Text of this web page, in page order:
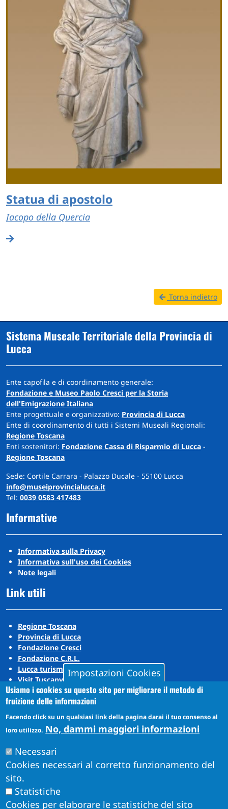
Statua di apostolo
Iacopo della Quercia
Torna indietro
Sistema Museale Territoriale della Provincia di
Lucca
Ente capofila e di coordinamento generale:
Fondazione e Museo Paolo Cresci per la Storia
dell'Emigrazione Italiana
Ente progettuale e organizzativo: Provincia di Lucca
Ente di coordinamento di tutti i Sistemi Museali Regionali:
Regione Toscana
Enti sostenitori: Fondazione Cassa di Risparmio di Lucca -
Regione Toscana
Sede: Cortile Carrara - Palazzo Ducale - 55100 Lucca
info@museiprovincialucca.it
Tel: 0039 0583 417483
Informative
Informativa sulla Privacy
Informativa sull'uso dei Cookies
Note legali
Link utili
Regione Toscana
Provincia di Lucca
Fondazione Cresci
Fondazione C.R.L.
Lucca turismo
Visit Tuscany
Puccini Lands
Social media
YouTube
Impostazioni Cookies
Usiamo i cookies su questo sito per migliorare il metodo di
fruizione delle informazioni
Facendo click su un qualsiasi link della pagina darai il tuo consenso al
loro utilizzo. No, dammi maggiori informazioni
Necessari
Cookies necessari al corretto funzionamento del
sito.
Statistiche
Cookies per elaborare le statistiche del sito